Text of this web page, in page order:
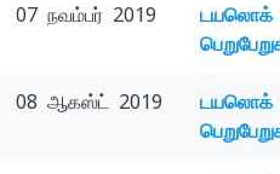
07 நவம்பர் 2019
டயலொக்
08 ஆகஸ்ட் 2019
டயலொக்